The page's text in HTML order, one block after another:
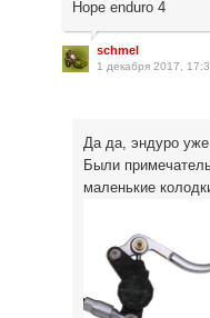
Hope enduro 4
schmel
1 декабря 2017,
Да да, эндуро
Были
маленькие